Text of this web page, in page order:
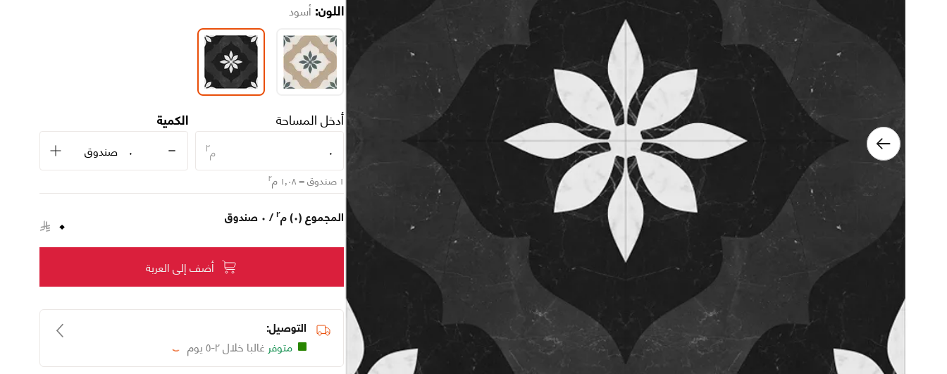
اللون: أسود
أدخل المساحة
م٢
الكمية
صندوق
١ صندوق= ١٫٠٨ م٢
المجموع (٠) م٢/ ٠ صندوق ٠
أضف إلى العربة
التوصيل:
متوفر غالبا خلال ٢-٥ يوم Loading...